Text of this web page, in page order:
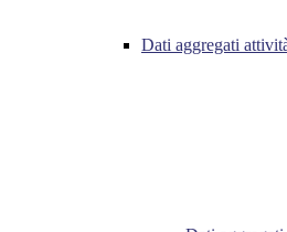
Dati aggregati